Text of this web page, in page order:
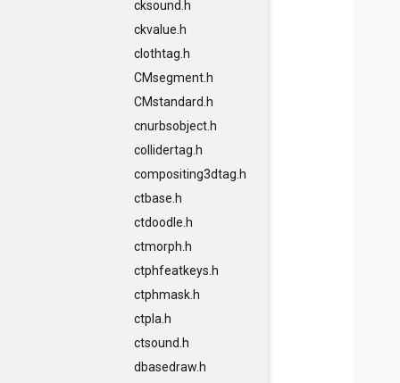
cksound.h
ckvalue.h
clothtag.h
CMsegment.h
CMstandard.h
cnurbsobject.h
collidertag.h
compositing3dtag.h
ctbase.h
ctdoodle.h
ctmorph.h
ctphfeatkeys.h
ctphmask.h
ctpla.h
ctsound.h
dbasedraw.h